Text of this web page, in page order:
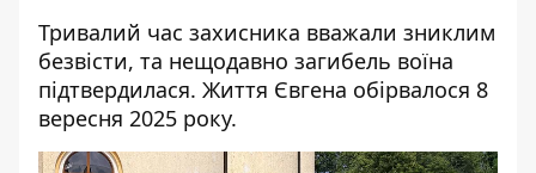
Тривалий час захисника вважали зниклим
безвісти, та нещодавно загибель воїна
підтвердилася. Життя Євгена обірвалося 8
вересня 2025 року.